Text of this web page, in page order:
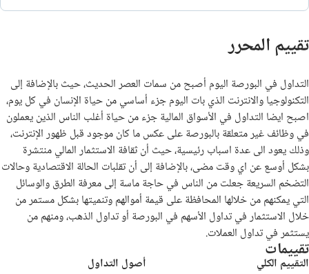
تقييم المحرر
التداول في البورصة اليوم أصبح من سمات العصر الحديث، حيث بالإضافة إلى
التكنولوجيا والانترنت الذي بات اليوم جزء أساسي من حياة الإنسان في كل يوم،
اصبح ايضا التداول في الأسواق المالية جزء من حياة أغلب الناس الذين يعملون
في وظائف غير متعلقة بالبورصة على عكس ما كان موجود قبل ظهور الإنترنت،
وذلك يعود الى عدة اسباب رئيسية، حيث أن ثقافة الاستثمار المالي منتشرة
بشكل أوسع عن اي وقت مضى، بالإضافة إلى أن تقلبات الحالة الاقتصادية وحالات
التضخم السريعة جعلت من الناس في حاجة ماسة إلى معرفة الطرق والوسائل
التي يمكنهم من خلالها المحافظة على قيمة أموالهم وتنميتها بشكل مستمر من
خلال الاستثمار في تداول الأسهم في البورصة أو تداول الذهب، ومنهم من
يستثمر في تداول العملات.
تقييمات
التقييم الكلي أصول التداول